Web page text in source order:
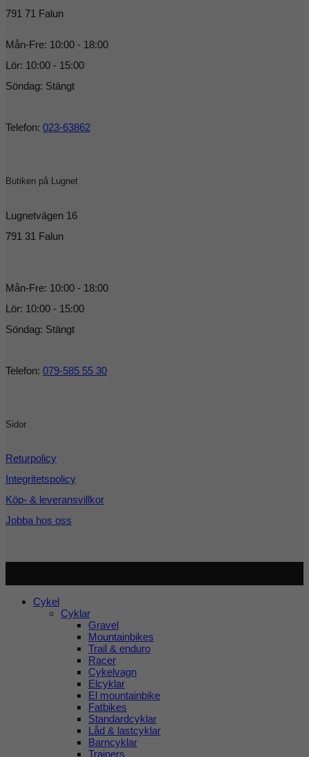
791 71 Falun
Mån-Fre: 10:00 - 18:00
Lör: 10:00 - 15:00
Söndag: Stängt
Telefon: 023-63862
Butiken på Lugnet
Lugnetvägen 16
791 31 Falun
Mån-Fre: 10:00 - 18:00
Lör: 10:00 - 15:00
Söndag: Stängt
Telefon: 079-585 55 30
Sidor
Returpolicy
Integritetspolicy
Köp- & leveransvillkor
Jobba hos oss
Cykel
Cyklar
Gravel
Mountainbikes
Trail & enduro
Racer
Cykelvagn
Elcyklar
El mountainbike
Fatbikes
Standardcyklar
Låd & lastcyklar
Barncyklar
Trainers